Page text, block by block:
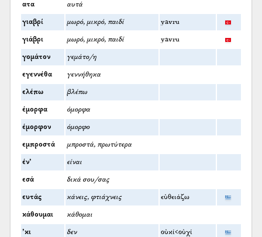
ατα αυτά
γιαβρί μωρό, μικρό, παιδί yavru
γιάβρι μωρό, μικρό, παιδί yavru
γομάτον γεμάτο/η
εγεννέθα γεννήθηκα
ελέπω βλέπω
έμορφα όμορφα
έμορφον όμορφο
εμπροστά μπροστά, πρωτύτερα
έν’ είναι
εσά δικά σου/σας
ευτάς κάνεις, φτιάχνεις εὐθειάζω
κάθουμαι κάθομαι
’κι δεν οὐκί<οὐχί